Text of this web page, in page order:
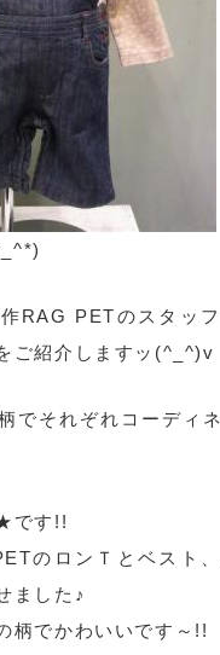
RAG PETのスタッ
ご紹介しますッ(^_^)v
でそれぞれコーディ
です!!
のロンＴとベスト
ました♪
柄でかわいいです～!!